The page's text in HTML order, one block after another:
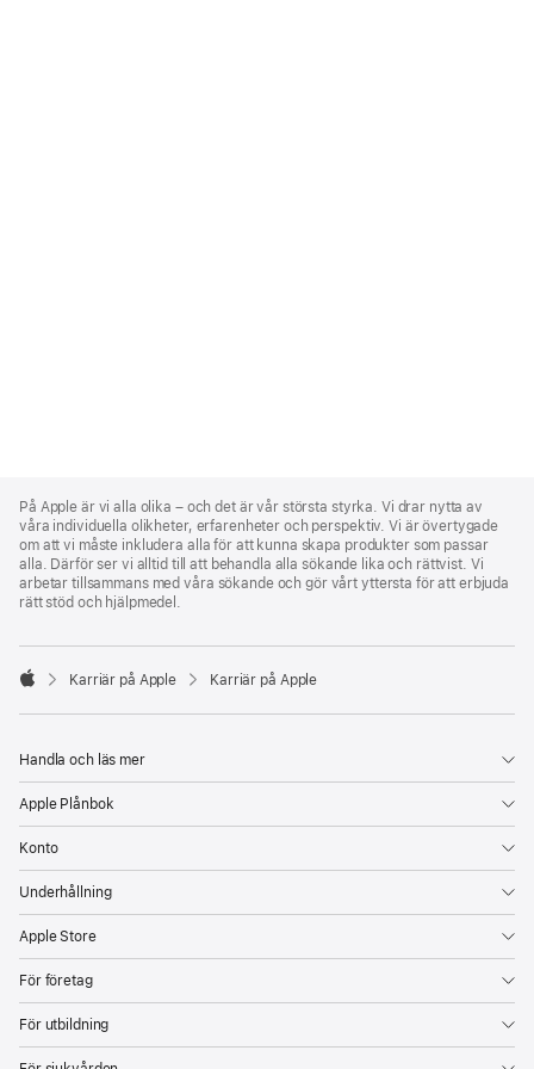
Footer
På Apple är vi alla olika – och det är vår största styrka. Vi drar nytta av
våra individuella olikheter, erfarenheter och perspektiv. Vi är övertygade
om att vi måste inkludera alla för att kunna skapa produkter som passar
alla. Därför ser vi alltid till att behandla alla sökande lika och rättvist. Vi
arbetar tillsammans med våra sökande och gör vårt yttersta för att erbjuda
rätt stöd och hjälpmedel.

Karriär på Apple Karriär på Apple
Handla och läs mer
Apple Plånbok
Konto
Underhållning
Apple Store
För företag
För utbildning